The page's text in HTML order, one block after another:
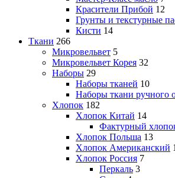
Красители Прибой 12
Грунты и текстурные
Кисти 14
Ткани 266
Микровельвет 5
Микровельвет Корея 32
Наборы 29
Наборы тканей 10
Наборы ткани ручного
Хлопок 182
Хлопок Китай 14
Фактурный
Хлопок Польша 13
Хлопок Американский 1
Хлопок Россия 7
Перкаль 3